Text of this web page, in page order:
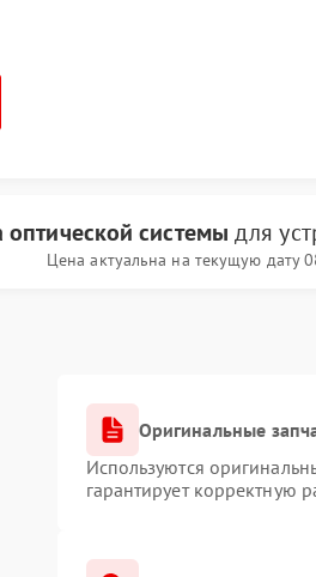
оптической системы для
Цена актуальна на текущую дату
Оригинальные
Используются
гарантирует корректную